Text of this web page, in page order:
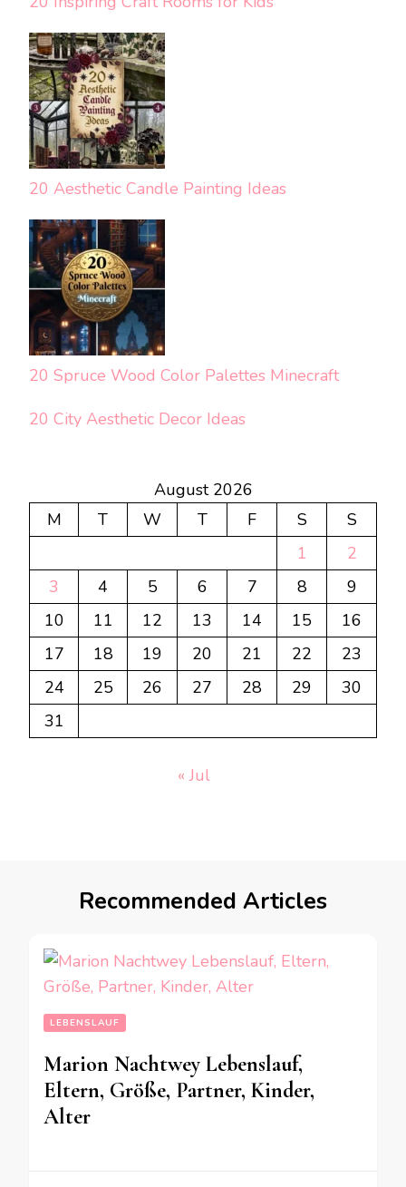
20 Aesthetic Candle Painting Ideas
20 Spruce Wood Color Palettes Minecraft
20 City Aesthetic Decor Ideas
August 2026
M
T W T F S
S
1
2
3
4 5 6 7 8
9
10
11 12 13 14 15
16
17
18 19 20 21 22
23
24
25 26 27 28 29
30
31
« Jul
Recommended Articles
LEBENSLAUF
Marion Nachtwey Lebenslauf,
Eltern, Größe, Partner, Kinder,
Alter